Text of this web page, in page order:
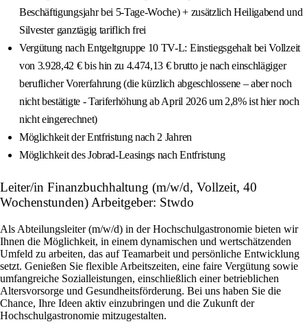
Beschäftigungsjahr bei 5-Tage-Woche) + zusätzlich Heiligabend und
Silvester ganztägig tariflich frei
Vergütung nach Entgeltgruppe 10 TV-L: Einstiegsgehalt bei Vollzeit
von 3.928,42 € bis hin zu 4.474,13 € brutto je nach einschlägiger
beruflicher Vorerfahrung (die kürzlich abgeschlossene – aber noch
nicht bestätigte - Tariferhöhung ab April 2026 um 2,8% ist hier noch
nicht eingerechnet)
Möglichkeit der Entfristung nach 2 Jahren
Möglichkeit des Jobrad-Leasings nach Entfristung
Leiter/in Finanzbuchhaltung (m/w/d, Vollzeit, 40
Wochenstunden) Arbeitgeber: Stwdo
Als Abteilungsleiter (m/w/d) in der Hochschulgastronomie bieten wir
Ihnen die Möglichkeit, in einem dynamischen und wertschätzenden
Umfeld zu arbeiten, das auf Teamarbeit und persönliche Entwicklung
setzt. Genießen Sie flexible Arbeitszeiten, eine faire Vergütung sowie
umfangreiche Sozialleistungen, einschließlich einer betrieblichen
Altersvorsorge und Gesundheitsförderung. Bei uns haben Sie die
Chance, Ihre Ideen aktiv einzubringen und die Zukunft der
Hochschulgastronomie mitzugestalten.